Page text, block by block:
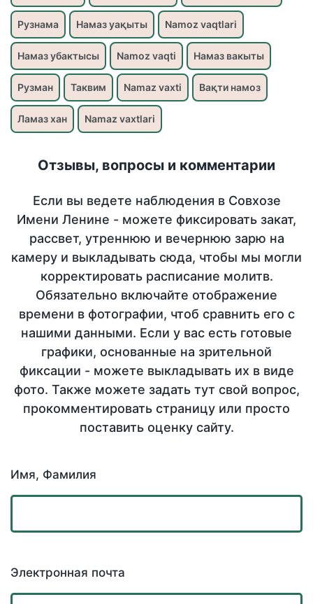
Рузнама Намаз уақыты Namoz vaqtlari
Намаз убактысы Namoz vaqti Намаз вакыты
Рузман Таквим Namaz vaxti Вақти намоз
Ламаз хан Namaz vaxtlari
Отзывы, вопросы и комментарии
Если вы ведете наблюдения в Совхозе
Имени Ленине - можете фиксировать закат,
рассвет, утреннюю и вечернюю зарю на
камеру и выкладывать сюда, чтобы мы могли
корректировать расписание молитв.
Обязательно включайте отображение
времени в фотографии, чтоб сравнить его с
нашими данными. Если у вас есть готовые
графики, основанные на зрительной
фиксации - можете выкладывать их в виде
фото. Также можете задать тут свой вопрос,
прокомментировать страницу или просто
поставить оценку сайту.
Имя, Фамилия
Электронная почта